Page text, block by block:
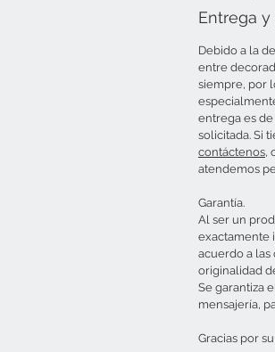
Entrega y
Debido a la
entre
siempre, por
entrega es
solicitada. Si
contáctenos,
atendemos
Garantía.
Al ser un
exactamente
acuerdo a las
originalidad
Se garantiza
mensajería,
Gracias por